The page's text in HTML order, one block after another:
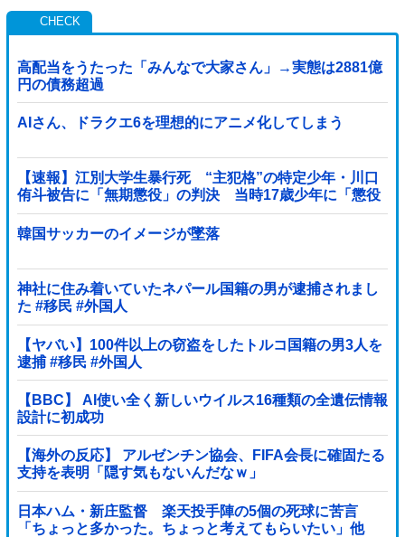
高配当をうたった「みんなで大家さん」→実態は2881億
円の債務超過
AIさん、ドラクエ6を理想的にアニメ化してしまう
【速報】江別大学生暴行死 “主犯格”の特定少年・川口
侑斗被告に「無期懲役」の判決 当時17歳少年に「懲役
30年」の判決
韓国サッカーのイメージが墜落
神社に住み着いていたネパール国籍の男が逮捕されまし
た #移民 #外国人
【ヤバい】100件以上の窃盗をしたトルコ国籍の男3人を
逮捕 #移民 #外国人
【BBC】 AI使い全く新しいウイルス16種類の全遺伝情報
設計に初成功
【海外の反応】 アルゼンチン協会、FIFA会長に確固たる
支持を表明「隠す気もないんだなｗ」
日本ハム・新庄監督 楽天投手陣の5個の死球に苦言
「ちょっと多かった。ちょっと考えてもらいたい」他